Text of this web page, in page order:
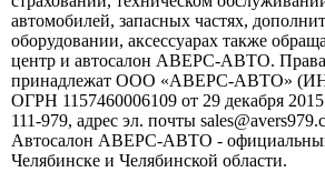
автомобилей, запасных частях,
оборудовании, аксессуарах также
центр и автосалон АВЕРС-АВТО. Права
принадлежат ООО «АВЕРС-АВТО»
ОГРН 1157460006109 от 29 декабря
111-979, адрес эл. почты
Автосалон АВЕРС-АВТО -
Челябинске и Челябинской области.